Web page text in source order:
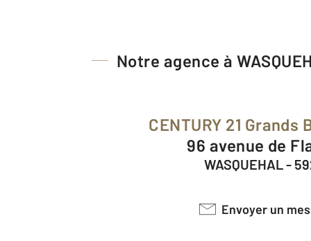
Notre agence à
CENTURY 21
96 avenue de
WASQUEHAL -
Envoyer un